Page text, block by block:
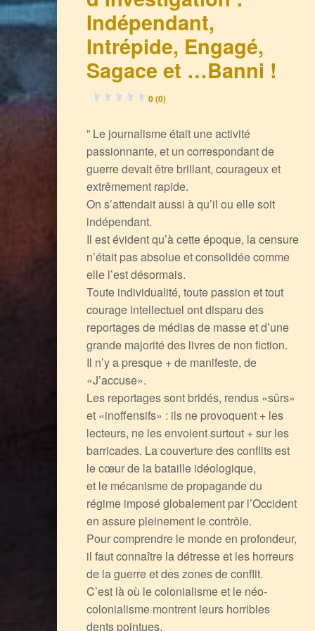
Indépendant,
Intrépide, Engagé,
Sagace et …Banni !
0 (0)
” Le journalisme était une activité
passionnante, et un correspondant de
guerre devait être brillant, courageux et
extrêmement rapide.
On s’attendait aussi à qu’il ou elle soit
indépendant.
Il est évident qu’à cette époque, la censure
n’était pas absolue et consolidée comme
elle l’est désormais.
Toute individualité, toute passion et tout
courage intellectuel ont disparu des
reportages de médias de masse et d’une
grande majorité des livres de non fiction.
Il n’y a presque + de manifeste, de
«J’accuse».
Les reportages sont bridés, rendus «sûrs»
et «inoffensifs» : ils ne provoquent + les
lecteurs, ne les envoient surtout + sur les
barricades. La couverture des conflits est
le cœur de la bataille idéologique,
et le mécanisme de propagande du
régime imposé globalement par l’Occident
en assure pleinement le contrôle.
Pour comprendre le monde en profondeur,
il faut connaître la détresse et les horreurs
de la guerre et des zones de conflit.
C’est là où le colonialisme et le néo-
colonialisme montrent leurs horribles
dents pointues.